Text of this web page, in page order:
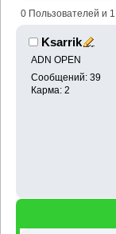
0 Пользователей и
Ksarrik
ADN OPEN
Сообщений: 39
Карма: 2